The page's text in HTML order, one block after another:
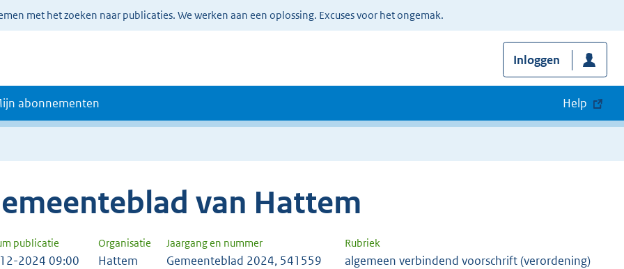
met het zoeken naar publicaties. We werken aan een oplossing. Excuses voor het ongemak.
Inloggen
abonnementen Help
van Hattem
publicatie Organisatie Jaargang en nummer Rubriek
2024 09:00 Hattem Gemeenteblad 2024, 541559 algemeen verbindend voorschrift (verordening)